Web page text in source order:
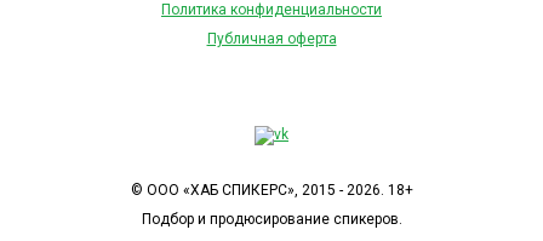
Политика конфиденциальности
Публичная оферта
© ООО «ХАБ СПИКЕРС», 2015 - 2026. 18+
Подбор и продюсирование спикеров.